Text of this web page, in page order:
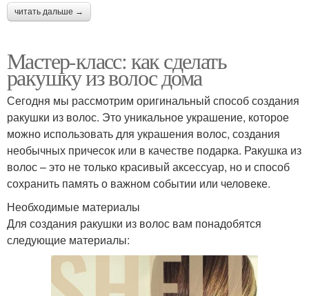
читать дальше →
Мастер-класс: как сделать
ракушку из волос дома
Сегодня мы рассмотрим оригинальный способ создания
ракушки из волос. Это уникальное украшение, которое
можно использовать для украшения волос, создания
необычных причесок или в качестве подарка. Ракушка из
волос – это не только красивый аксессуар, но и способ
сохранить память о важном событии или человеке.
Необходимые материалы
Для создания ракушки из волос вам понадобятся
следующие материалы: